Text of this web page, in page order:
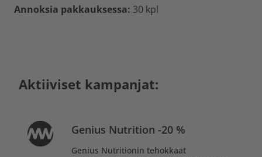
Annoksia pakkauksessa: 30 kpl
Aktiiviset kampanjat:
Genius Nutrition -20 %
Genius Nutritionin tehokkaat